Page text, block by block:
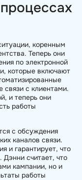
коренным
Теперь они
по электронной
которые включают
связи с клиентами.
и теперь они
работы
с обсуждения
каналов связи.
и гарантирует, что
Дэнни считает, что
кампании, но и
работы